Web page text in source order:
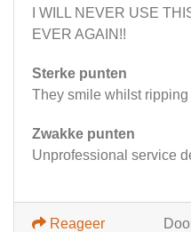
I WILL NEVER USE
EVER AGAIN!!
Sterke punten
They smile whilst ripping
Zwakke punten
Unprofessional service
Reageer